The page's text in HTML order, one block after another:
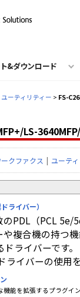
&ダウンロード
ーティリティー > FS-
LS-
クファクス | ユーテ
ライバー）
PDL（PCL 5e/
や複合機の持つ
ライバーです。
イバーの使用
機能を拡張するプラグ